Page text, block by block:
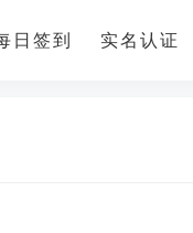
日签到 实名认证